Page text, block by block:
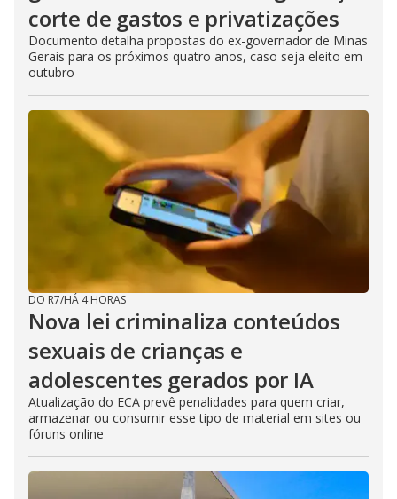
corte de gastos e privatizações
Documento detalha propostas do ex-governador de Minas
Gerais para os próximos quatro anos, caso seja eleito em
outubro
DO R7/HÁ 4 HORAS
Nova lei criminaliza conteúdos
sexuais de crianças e
adolescentes gerados por IA
Atualização do ECA prevê penalidades para quem criar,
armazenar ou consumir esse tipo de material em sites ou
fóruns online